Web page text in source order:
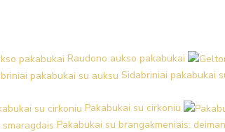
Raudono aukso pakabukai
Sidabriniai pakabukai
Pakabukai su cirkoniu
Pakabukai su brangakmeniais: